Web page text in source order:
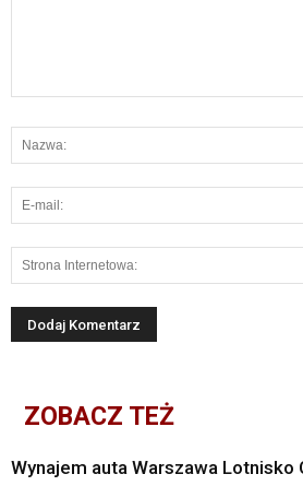
ZOBACZ TEŻ
Wynajem auta Warszawa Lotnisko